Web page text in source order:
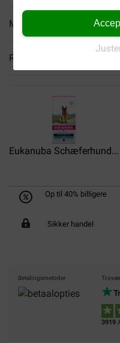
Mere info
Reviews
Eukanuba Schæferhund...
Op til 40% billigere
Sikker handel
Betalingsmetoder
3919